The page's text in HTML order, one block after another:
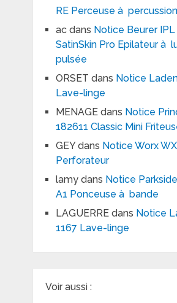
RE Perceuse à percussion
acdans Notice Beurer
SatinSkin Pro Epilateur à
pulsée
ORSET dans Notice
Lave-linge
MENAGEdans Notice
182611 Classic Mini
GEYdans Notice Worx
Perforateur
lamydans Notice
A1 Ponceuse à bande
LAGUERREdans Notice
1167 Lave-linge
Voir aussi :